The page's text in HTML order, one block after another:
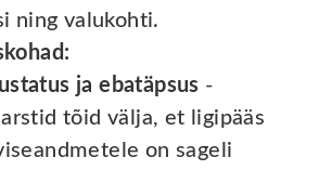
ning valukohti.
ja ebatäpsus -
tõid välja, et ligipääs
on sageli